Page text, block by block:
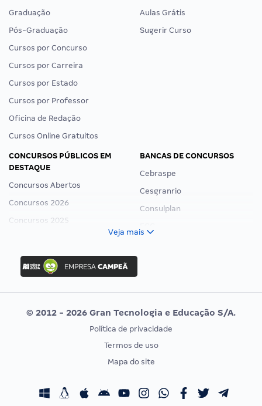
Graduação
Pós-Graduação
Cursos por Concurso
Cursos por Carreira
Cursos por Estado
Cursos por Professor
Oficina de Redação
Cursos Online Gratuitos
Aulas Grátis
Sugerir Curso
CONCURSOS PÚBLICOS EM
DESTAQUE
Concursos Abertos
Concursos 2026
Concursos 2025
Concurso Ibama
Concurso MPU
Editais publicados
BANCAS DE CONCURSOS
Cebraspe
Cesgranrio
Consulplan
Vunesp
CONCURSOS POR PROFISSÃO
Concursos Fiscais
EXAME DE ORDEM
Calendário OAB
Veja mais
© 2012 - 2026 Gran Tecnologia e Educação S/A.
Política de privacidade
Termos de uso
Mapa do site